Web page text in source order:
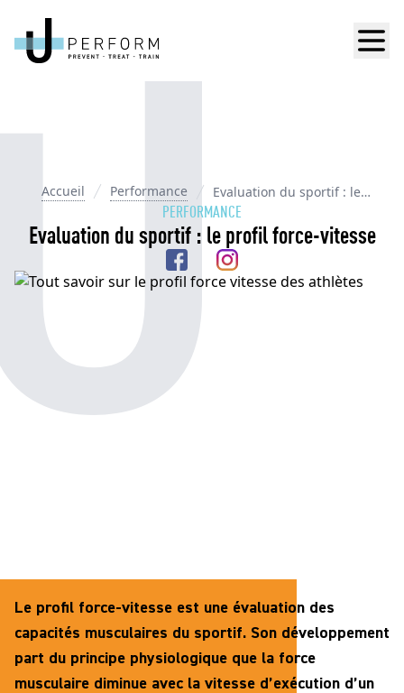
Accueil Performance
Evaluation du sportif : le
profil force-vitesse
Evaluation du sportif : le profil force-vitesse
PERFORMANCE
Le profil force-vitesse est une évaluation des
capacités musculaires du sportif. Son développement
part du principe physiologique que la force
musculaire diminue avec la vitesse d’exécution d’un